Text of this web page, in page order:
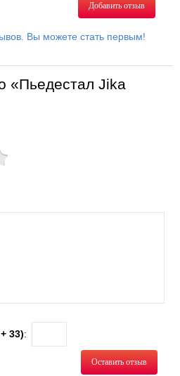
Добавить отзыв
Вы можете стать первым!
«Пьедестал Jika
33):
Оставить отзыв